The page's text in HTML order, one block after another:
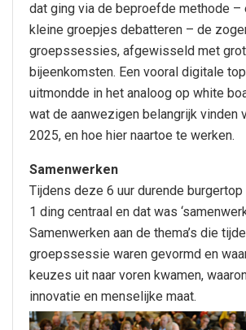
dat ging via de beproefde methode –
kleine groepjes debatteren – de
groepssessies, afgewisseld met
bijeenkomsten. Een vooral digitale
uitmondde in het analoog op white
wat de aanwezigen belangrijk vinden
2025, en hoe hier naartoe te werken.
Samenwerken
Tijdens deze 6 uur durende
1 ding centraal en dat was
Samenwerken aan de thema’s die
groepssessie waren gevormd en
keuzes uit naar voren kwamen,
innovatie en menselijke maat.